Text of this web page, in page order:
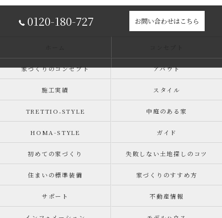
0120-180-727 お問い合わせはこちら
家づくりのコンセプト アバウト
施工実績 スタイル
TRETTIO₋STYLE 中庭のある家
HOMA-STYLE ガイド
初めての家づくり 失敗しない土地探しのコツ
住まいの標準装備 家づくりのすすめ方
サポート 不動産情報